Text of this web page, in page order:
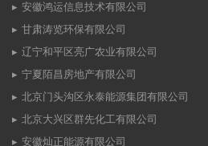
安徽鸿运信息技术有限公司
甘肃涛览环保有限公司
辽宁和平区亮广农业有限公司
宁夏陌昌房地产有限公司
北京门头沟区永泰能源集团有限公司
北京大兴区群先化工有限公司
安徽灿正能源有限公司